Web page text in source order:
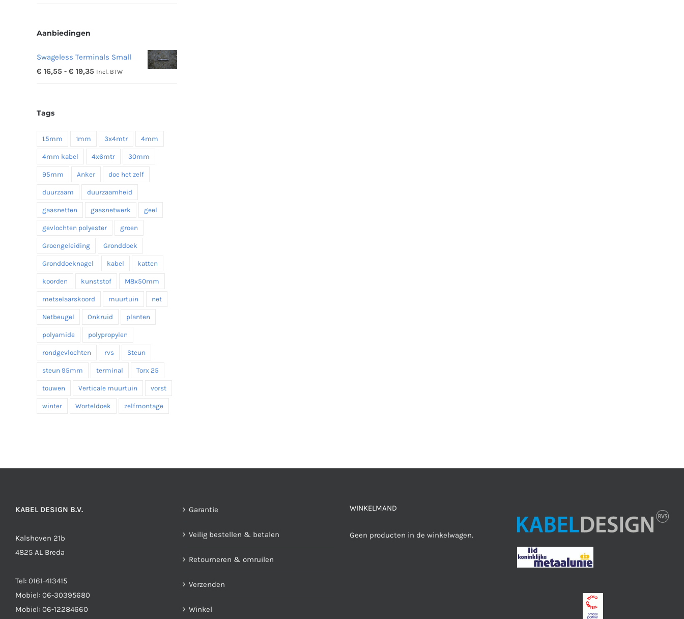
Aanbiedingen
Swageless Terminals Small
€ 16,55 - € 19,35 Prijsklasse:
Incl. BTW
Tags
1.5mm 1mm 3x4mtr 4mm
4mm kabel 4x6mtr 30mm
95mm Anker doe het zelf
duurzaam duurzaamheid
gaasnetten gaasnetwerk geel
gevlochten polyester groen
Groengeleiding Gronddoek
Gronddoeknagel kabel katten
koorden kunststof M8x50mm
metselaarskoord muurtuin net
Netbeugel Onkruid planten
polyamide polypropylen
rondgevlochten rvs Steun
steun 95mm terminal Torx 25
touwen Verticale muurtuin vorst
winter Worteldoek zelfmontage
KABEL DESIGN B.V.
Kalshoven 21b
4825 AL Breda
Tel: 0161-413415
Mobiel: 06-30395680
Mobiel: 06-12284660
Garantie
Veilig bestellen & betalen
Retourneren & omruilen
Verzenden
Winkel
WINKELMAND
Geen producten in de winkelwagen.